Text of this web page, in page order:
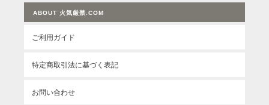
ABOUT 火気厳禁.COM
ご利用ガイド
特定商取引法に基づく表記
お問い合わせ